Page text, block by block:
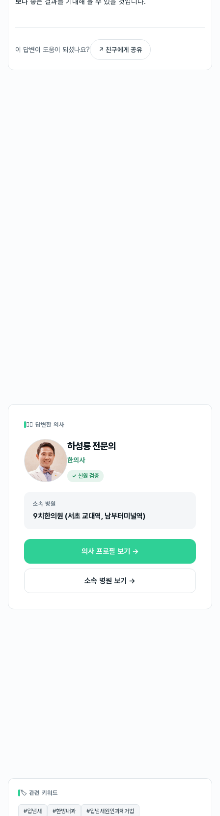
이 답변이 도움이 되셨나요? ↗ 친구에게 공유
👩‍⚕️ 답변한 의사
하성룡전문의
한의사
✓ 신원 검증
소속 병원
9치한의원 (서초 교대역, 남부터미널역)
의사 프로필 보기 →
소속 병원 보기 →
🏷 관련 키워드
#입냄새 #한방내과 #입냄새원인과제거법